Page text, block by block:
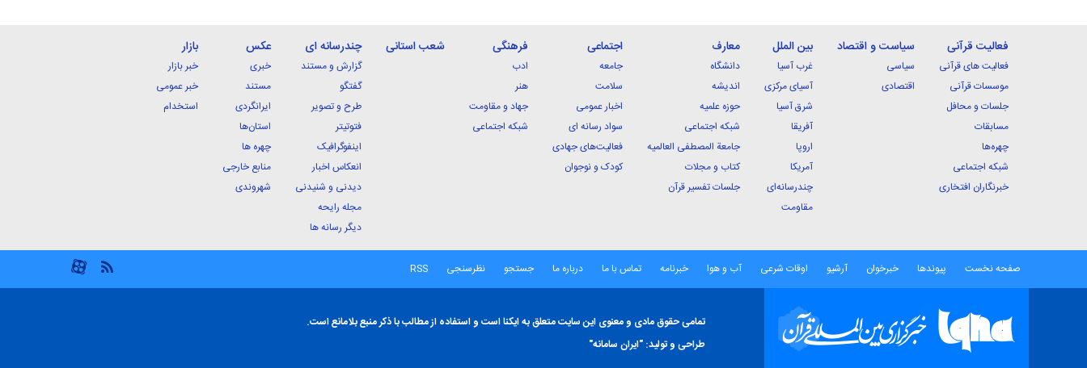
فعالیت قرآنی
فعالیت های قرآنی
موسسات قرآنی
جلسات و محافل
مسابقات
چهره‌ها
شبکه اجتماعی
خبرنگاران افتخاری
سیاست و اقتصاد
سیاسی
اقتصادی
بین الملل
غرب آسیا
آسیای مرکزی
شرق آسیا
آفریقا
اروپا
آمریکا
چندرسانه‌ای
مقاومت
معارف
دانشگاه
اندیشه
حوزه علمیه
شبکه اجتماعی
جامعة المصطفی العالمیه
کتاب و مجلات
جلسات تفسیر قرآن
اجتماعی
جامعه
سلامت
اخبار عمومی
سواد رسانه ای
فعالیت‌های جهادی
کودک و نوجوان
فرهنگی
ادب
هنر
جهاد و مقاومت
شبکه اجتماعی
شعب استانی چندرسانه ای
گزارش و مستند
گفتگو
طرح و تصویر
فتوتیتر
اینفوگرافیک
انعکاس اخبار
دیدنی و شنیدنی
مجله رایحه
دیگر رسانه ها
عکس
خبری
مستند
ایرانگردی
استان‌ها
چهره ها
منابع خارجی
شهروندی
بازار
خبر بازار
خبر عمومی
استخدام
صفحه نخست پیوندها خبرخوان آرشیو اوقات شرعی آب و هوا خبرنامه تماس با ما درباره ما جستجو نظرسنجی RSS
تمامی حقوق مادی و معنوی این سایت متعلق به ایکنا است و استفاده از مطالب با ذکر منبع بلامانع است.
طراحی و تولید: "ایران سامانه"